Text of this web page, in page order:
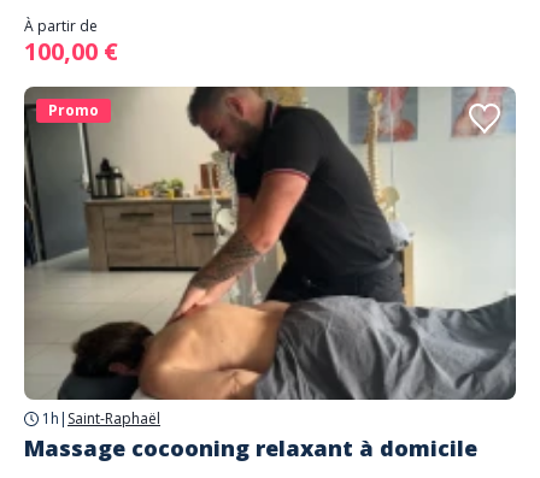
À partir de
100,00 €
Promo
1h | Saint-Raphaël
Massage cocooning relaxant à domicile